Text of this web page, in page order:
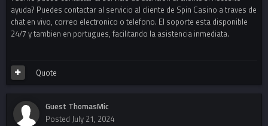
ayuda? Puedes contactar al servicio al cliente de Spin Casino a traves de
chat en vivo, correo electronico o telefono. El soporte esta disponible
24/7 y tambien en portugues, facilitando la asistencia inmediata.
Quote
Guest ThomasMic
Posted July 21, 2024